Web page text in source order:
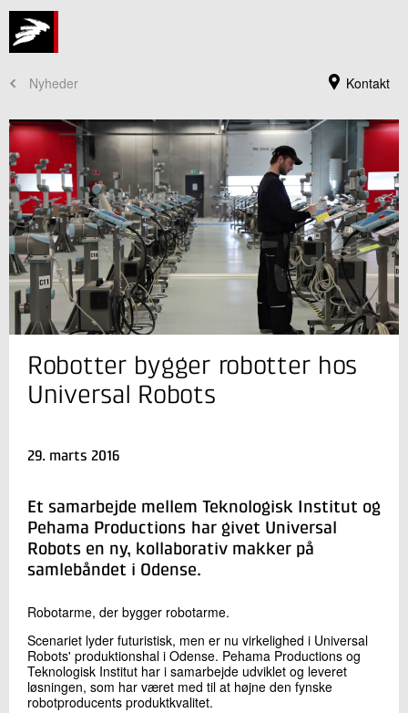
Kontakt
Nyheder
Jeg er din kontaktperson
Søren Peter Johansen
Faglig leder
Robotteknologi
LinkedIn
Skriv til mig
Send
Robotter bygger robotter hos
Universal Robots
29. marts 2016
Et samarbejde mellem Teknologisk Institut og
Pehama Productions har givet Universal
Robots en ny, kollaborativ makker på
samlebåndet i Odense.
Robotarme, der bygger robotarme.
Scenariet lyder futuristisk, men er nu virkelighed i Universal
Robots' produktionshal i Odense. Pehama Productions og
Teknologisk Institut har i samarbejde udviklet og leveret
løsningen, som har været med til at højne den fynske
robotproducents produktkvalitet.